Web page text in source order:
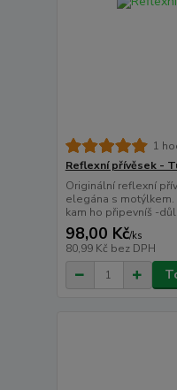
1
Reflexní přívěsek -
Originální reflexní
elegána s motýlkem.
kam ho připevníš -
98,00 Kč/ks
80,99 Kč bez DPH